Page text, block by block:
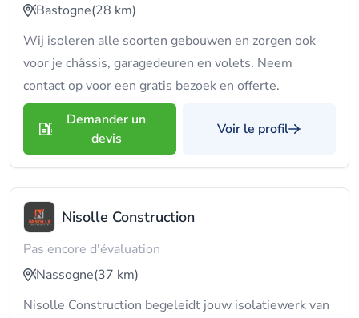
Bastogne(28 km)
Wij isoleren alle soorten gebouwen en zorgen ook
voor je châssis, garagedeuren en volets. Neem
contact op voor een gratis bezoek en offerte.
Demander un
devis
Voir le profil
Nisolle Construction
Pas encore d'évaluation
Nassogne(37 km)
Nisolle Construction begeleidt jouw isolatiewerk van